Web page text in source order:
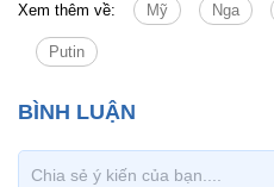
Xem thêm về: Mỹ Nga
Putin